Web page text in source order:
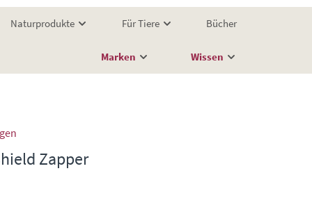
Naturprodukte Für Tiere Bücher
Marken Wissen
Zapper